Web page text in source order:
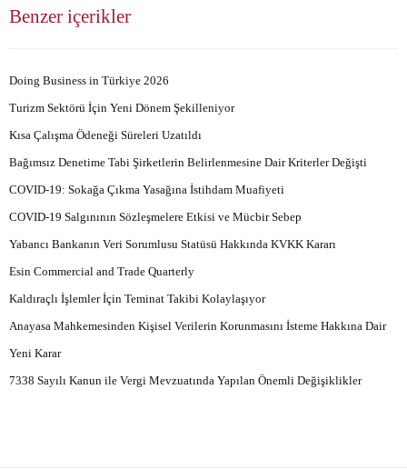
Benzer içerikler
Doing Business in Türkiye 2026
Turizm Sektörü İçin Yeni Dönem Şekilleniyor
Kısa Çalışma Ödeneği Süreleri Uzatıldı
Bağımsız Denetime Tabi Şirketlerin Belirlenmesine Dair Kriterler Değişti
COVID-19: Sokağa Çıkma Yasağına İstihdam Muafiyeti
COVID-19 Salgınının Sözleşmelere Etkisi ve Mücbir Sebep
Yabancı Bankanın Veri Sorumlusu Statüsü Hakkında KVKK Kararı
Esin Commercial and Trade Quarterly
Kaldıraçlı İşlemler İçin Teminat Takibi Kolaylaşıyor
Anayasa Mahkemesinden Kişisel Verilerin Korunmasını İsteme Hakkına Dair
Yeni Karar
7338 Sayılı Kanun ile Vergi Mevzuatında Yapılan Önemli Değişiklikler